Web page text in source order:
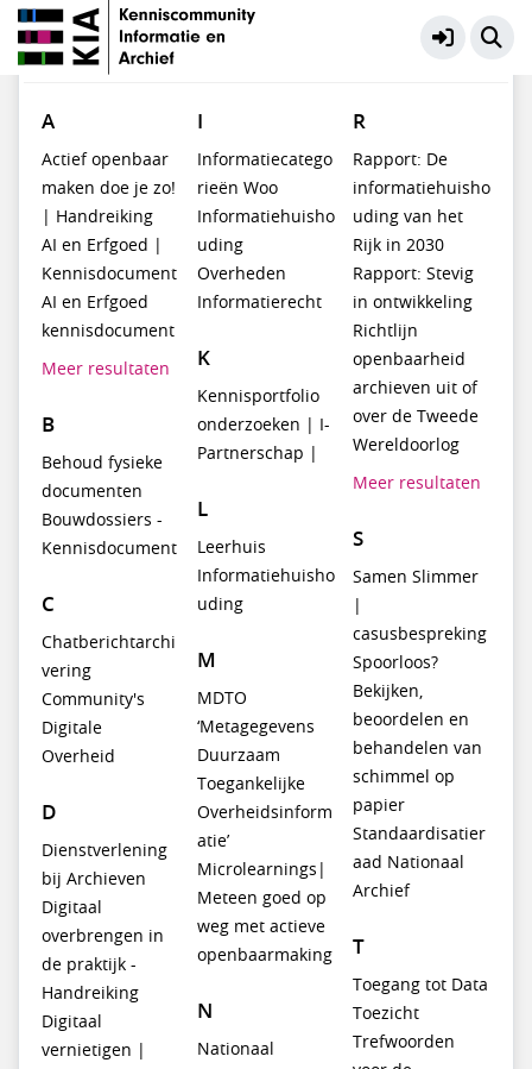
KIA Kennisbank Meer
# A B C D E F G H I J K W X Z
A
Actief openbaar
maken doe je zo!
| Handreiking
AI en Erfgoed |
Kennisdocument
AI en Erfgoed
kennisdocument
Meer resultaten
B
Behoud fysieke
documenten
Bouwdossiers -
Kennisdocument
C
Chatberichtarchi
vering
Community's
Digitale
Overheid
D
Dienstverlening
bij Archieven
Digitaal
overbrengen in
de praktijk -
Handreiking
Digitaal
vernietigen |
I
Informatiecatego
rieën Woo
Informatiehuisho
uding
Overheden
Informatierecht
K
Kennisportfolio
onderzoeken | I-
Partnerschap |
L
Leerhuis
Informatiehuisho
uding
M
MDTO
‘Metagegevens
Duurzaam
Toegankelijke
Overheidsinform
atie’
Microlearnings|
Meteen goed op
weg met actieve
openbaarmaking
N
Nationaal
R
Rapport: De
informatiehuisho
uding van het
Rijk in 2030
Rapport: Stevig
in ontwikkeling
Richtlijn
openbaarheid
archieven uit of
over de Tweede
Wereldoorlog
Meer resultaten
S
Samen Slimmer
|
casusbespreking
Spoorloos?
Bekijken,
beoordelen en
behandelen van
schimmel op
papier
Standaardisatier
aad Nationaal
Archief
T
Toegang tot Data
Toezicht
Trefwoorden